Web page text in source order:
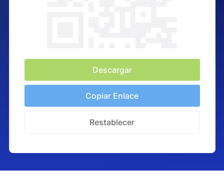
Descargar
Copiar Enlace
Restablecer